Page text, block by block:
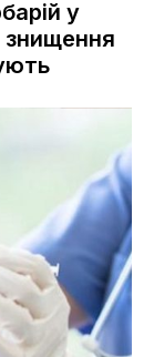
у
знищення